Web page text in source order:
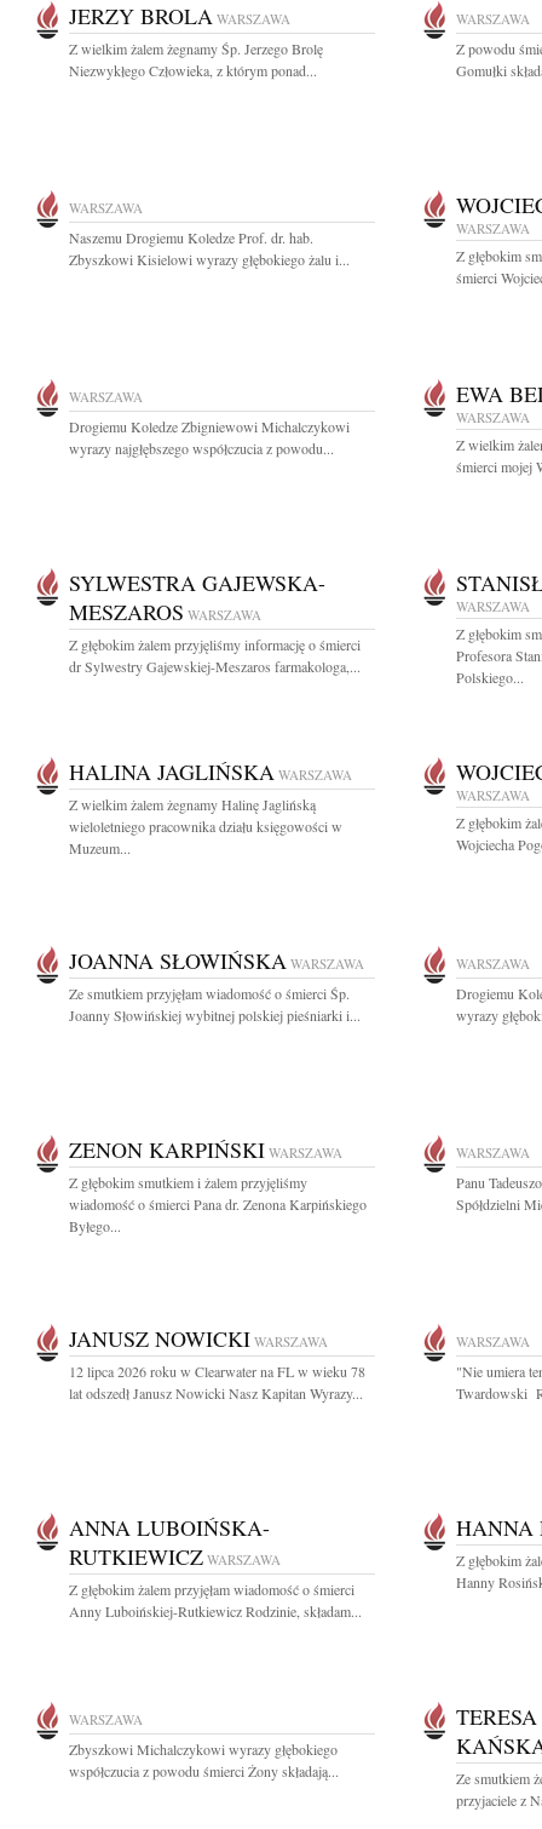
JERZY BROLA WARSZAWA
Z wielkim żalem żegnamy Śp. Jerzego Brolę
Niezwykłego Człowieka, z którym ponad...
WARSZAWA
Z powodu
Gomułki
WARSZAWA
Naszemu Drogiemu Koledze Prof. dr. hab.
Zbyszkowi Kisielowi wyrazy głębokiego żalu i...
WARSZAWA
Z głębokim
śmierci
WARSZAWA
Drogiemu Koledze Zbigniewowi Michalczykowi
wyrazy najgłębszego współczucia z powodu...
EWA
WARSZAWA
Z wielkim
śmierci mojej
SYLWESTRA GAJEWSKA-
MESZAROS WARSZAWA
Z głębokim żalem przyjęliśmy informację o śmierci
dr Sylwestry Gajewskiej-Meszaros farmakologa,...
WARSZAWA
Z głębokim
Profesora
Polskiego...
HALINA JAGLIŃSKA WARSZAWA
Z wielkim żalem żegnamy Halinę Jaglińską
wieloletniego pracownika działu księgowości w
Muzeum...
WARSZAWA
Z głębokim
Wojciecha
JOANNA SŁOWIŃSKA WARSZAWA
Ze smutkiem przyjęłam wiadomość o śmierci Śp.
Joanny Słowińskiej wybitnej polskiej pieśniarki i...
WARSZAWA
Drogiemu
wyrazy
ZENON KARPIŃSKI WARSZAWA
Z głębokim smutkiem i żalem przyjęliśmy
wiadomość o śmierci Pana dr. Zenona Karpińskiego
Byłego...
WARSZAWA
Panu
Spółdzielni
JANUSZ NOWICKI WARSZAWA
12 lipca 2026 roku w Clearwater na FL w wieku 78
lat odszedł Janusz Nowicki Nasz Kapitan Wyrazy...
WARSZAWA
"Nie umiera
Twardowski
ANNA LUBOIŃSKA-
RUTKIEWICZ WARSZAWA
Z głębokim żalem przyjęłam wiadomość o śmierci
Anny Luboińskiej-Rutkiewicz Rodzinie, składam...
HANNA
Z głębokim
Hanny
WARSZAWA
Zbyszkowi Michalczykowi wyrazy głębokiego
współczucia z powodu śmierci Żony składają...
Ze smutkiem
przyjaciele z